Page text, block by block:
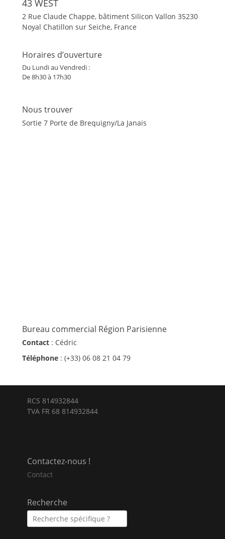
43 WEST
2 Rue Claude Chappe, bâtiment Silicon Vallon 35230
Noyal Chatillon sur Seiche, France
Horaires d’ouverture
Du Lundi au Vendredi :
De 8h30 à 17h30
Nous trouver
Sortie 7 Porte de Brequigny/La Janais
Bureau commercial Région Parisienne
Contact : Cédric
Téléphone : (+33) 06 08 21 04 79
RCS 814932844
TVA FR 68 814932844
Contactez-nous !
Contact
Recherche
Recherche
pour :